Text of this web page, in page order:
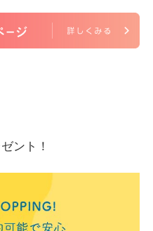
ント！